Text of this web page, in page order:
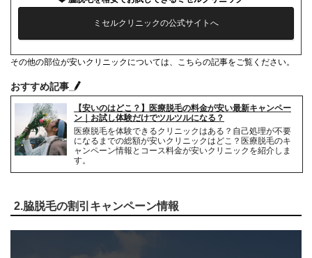
ミセルクリニックの公式サイトへ
その他の部位が安いクリニックについては、こちらの記事をご覧ください。
おすすめ記事
【安いのはどこ？】医療脱毛の料金が安い最新キャンペー
ン｜お試し体験だけでツルツルになる？
医療脱毛を体験できるクリニックはある？自己処理が不要
になるまでの総額が安いクリニックはどこ？医療脱毛のキ
ャンペーン情報とコース料金が安いクリニックを紹介しま
す。
2.脇脱毛の割引キャンペーン情報